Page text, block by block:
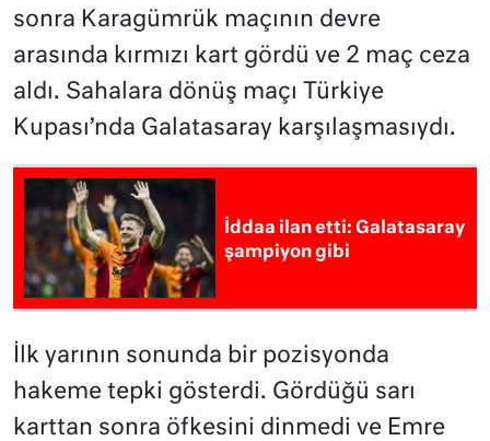
sonra Karagümrük maçının devre
arasında kırmızı kart gördü ve 2 maç ceza
aldı. Sahalara dönüş maçı Türkiye
Kupası’nda Galatasaray karşılaşmasıydı.
İddaa ilan etti: Galatasaray
şampiyon gibi
İlk yarının sonunda bir pozisyonda
hakeme tepki gösterdi. Gördüğü sarı
karttan sonra öfkesini dinmedi ve Emre